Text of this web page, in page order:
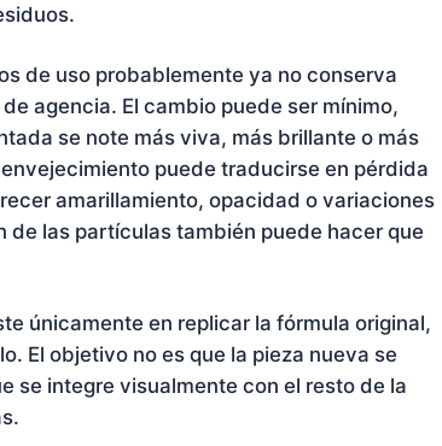
de uso probablemente ya no conserva
agencia. El cambio puede ser mínimo,
se note más viva, más brillante o más
puede traducirse en pérdida
amarillamiento, opacidad o variaciones
de las partículas también puede hacer que
únicamente en replicar la fórmula original,
El objetivo no es que la pieza nueva se
se integre visualmente con el resto de la